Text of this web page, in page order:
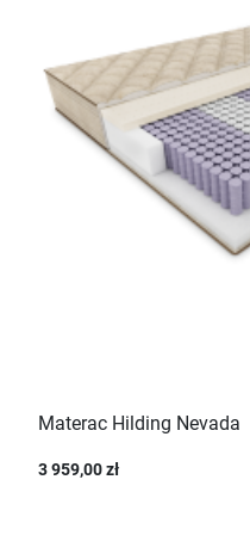
Materac Hilding Nevada
3 959,00 zł